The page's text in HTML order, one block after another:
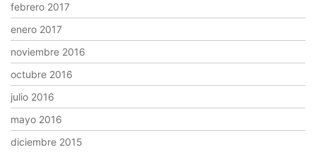
febrero 2017
enero 2017
noviembre 2016
octubre 2016
julio 2016
mayo 2016
diciembre 2015